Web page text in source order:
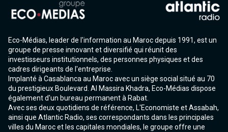
Eco-Médias, leader de l'information au Maroc depuis 1991, est un
groupe de presse innovant et diversifié qui réunit des
investisseurs institutionnels, des personnes physiques et des
cadres dirigeants de l'entreprise.
Implanté à Casablanca au Maroc avec un siège social situé au 70
du prestigieux Boulevard. Al Massira Khadra, Eco-Médias dispose
également d'un bureau permanent à Rabat.
Avec ses deux quotidiens de référence, L'Economiste et Assabah,
ainsi que Atlantic Radio, ses correspondants dans les principales
villes du Maroc et les capitales mondiales, le groupe offre une